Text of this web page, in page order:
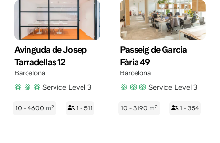
Avinguda de Josep
Tarradellas 12
Barcelona
Service Level 3
10 - 4600 m2 1 - 511
Passeig de Garcia
Fària 49
Barcelona
Service Level 3
10 - 3190 m2 1 - 354